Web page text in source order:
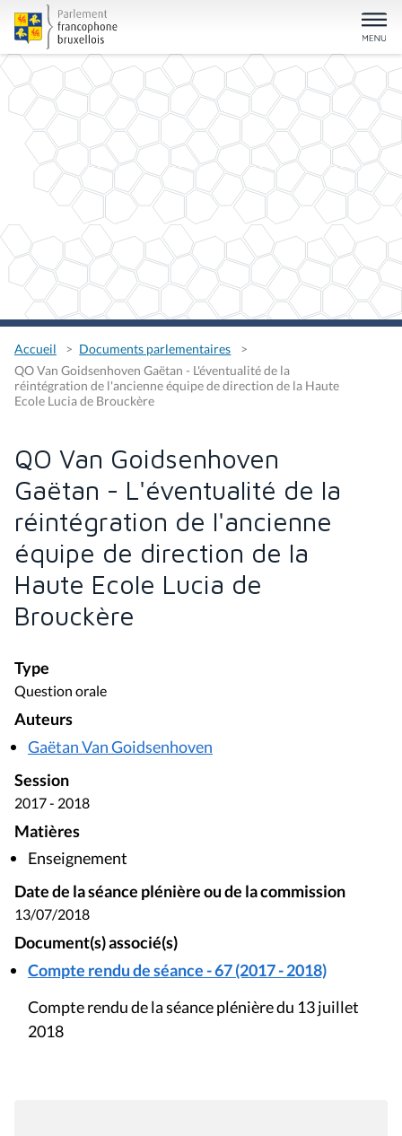
Accueil
Documents parlementaires
QO Van Goidsenhoven Gaëtan - L'éventualité de la
réintégration de l'ancienne équipe de direction de la Haute
Ecole Lucia de Brouckère
QO Van Goidsenhoven
Gaëtan - L'éventualité de la
réintégration de l'ancienne
équipe de direction de la
Haute Ecole Lucia de
Brouckère
Type
Question orale
Auteurs
Gaëtan Van Goidsenhoven
Session
2017 - 2018
Matières
Enseignement
Date de la séance plénière ou de la commission
13/07/2018
Document(s) associé(s)
Compte rendu de séance - 67 (2017 - 2018)
Compte rendu de la séance plénière du 13 juillet
2018